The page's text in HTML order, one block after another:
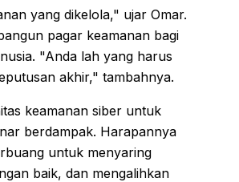
yang dikelola," ujar Omar.
pagar keamanan bagi
"Anda lah yang harus
akhir," tambahnya.
keamanan siber untuk
berdampak. Harapannya
untuk menyaring
baik, dan mengalihkan